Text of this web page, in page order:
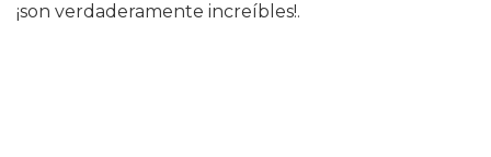
¡son verdaderamente increíbles!.